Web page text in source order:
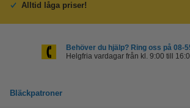
Alltid låga priser!
Behöver du hjälp? Ring oss på 08-
Helgfria vardagar från kl. 9:00 till
Bläckpatroner